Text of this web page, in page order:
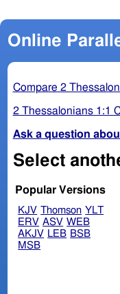
Online
Compare 2
2 Thessalonians 1:1
Ask a question
Popular Versions
KJV Thomson YLT
ERV ASV WEB
AKJV LEB BSB
MSB